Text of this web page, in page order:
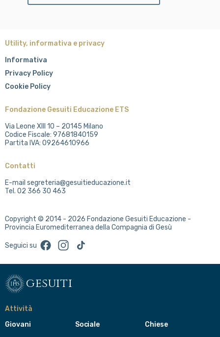
Utility, informativa e privacy
Informativa
Privacy Policy
Cookie Policy
Fondazione Gesuiti Educazione ETS
Via Leone XIII 10 – 20145 Milano
Codice Fiscale: 97681840159
Partita IVA: 09264610966
Contatti
E-mail segreteria@gesuitieducazione.it
Tel. 02 366 30 463
Copyright © 2014 - 2026 Fondazione Gesuiti Educazione -
Provincia Euromediterranea della Compagnia di Gesù
Seguici su FacebookInstagram
TikTok
gesuiti
Attività
Giovani
Sociale
Chiese